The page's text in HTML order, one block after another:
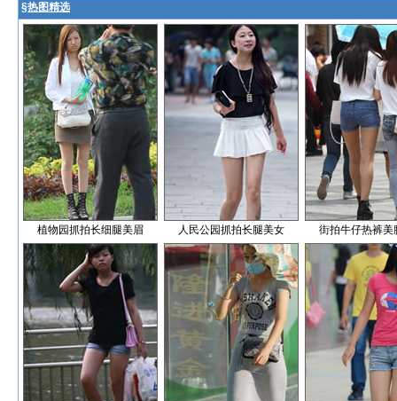
§热图精选
植物园抓拍长细腿美眉 人民公园抓拍长腿美女 街拍牛仔热裤美